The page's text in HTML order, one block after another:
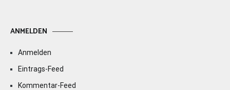
ANMELDEN
Anmelden
Eintrags-Feed
Kommentar-Feed